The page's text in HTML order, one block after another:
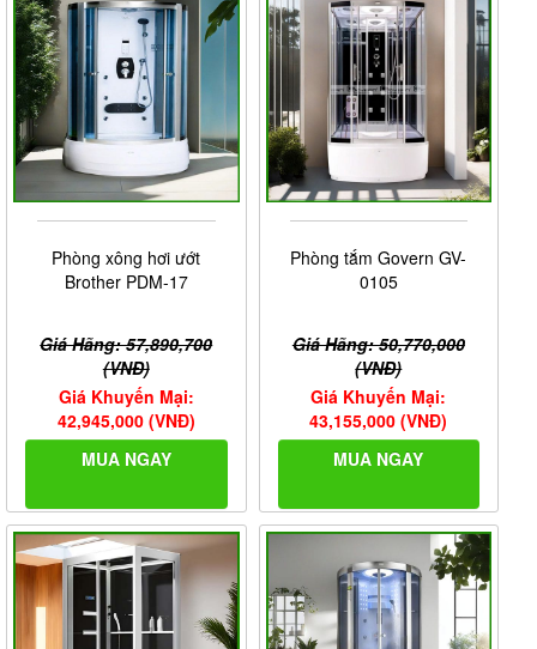
Phòng xông hơi ướt
Brother PDM-17
Giá Hãng: 57,890,700
(VNĐ)
Giá Khuyến Mại:
42,945,000 (VNĐ)
MUA NGAY
Phòng tắm Govern GV-
0105
Giá Hãng: 50,770,000
(VNĐ)
Giá Khuyến Mại:
43,155,000 (VNĐ)
MUA NGAY